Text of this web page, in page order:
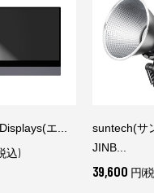
エ...
込)
suntech(サ
JINB...
39,600 円(